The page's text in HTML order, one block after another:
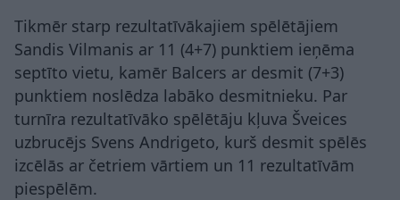
Tikmēr starp rezultatīvākajiem spēlētājiem
Sandis Vilmanis ar 11 (4+7) punktiem ieņēma
septīto vietu, kamēr Balcers ar desmit (7+3)
punktiem noslēdza labāko desmitnieku. Par
turnīra rezultatīvāko spēlētāju kļuva Šveices
uzbrucējs Svens Andrigeto, kurš desmit spēlēs
izcēlās ar četriem vārtiem un 11 rezultatīvām
piespēlēm.